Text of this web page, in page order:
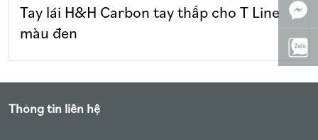
Tay lái H&H Carbon tay thấp cho T Line
màu đen
Thông tin liên hệ